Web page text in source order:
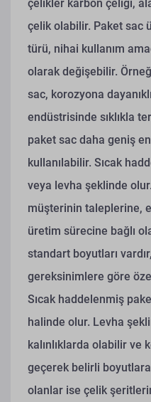
çelikler karbon çeliği,
çelik olabilir. Paket sac
türü, nihai kullanım
olarak değişebilir.
sac, korozyona
endüstrisinde sıklıkla
paket sac daha geniş
kullanılabilir. Sıcak
veya levha şeklinde
müşterinin taleplerine,
üretim sürecine bağlı
standart boyutları
gereksinimlere göre
Sıcak haddelenmiş
halinde olur. Levha
kalınlıklarda olabilir ve
geçerek belirli
olanlar ise çelik